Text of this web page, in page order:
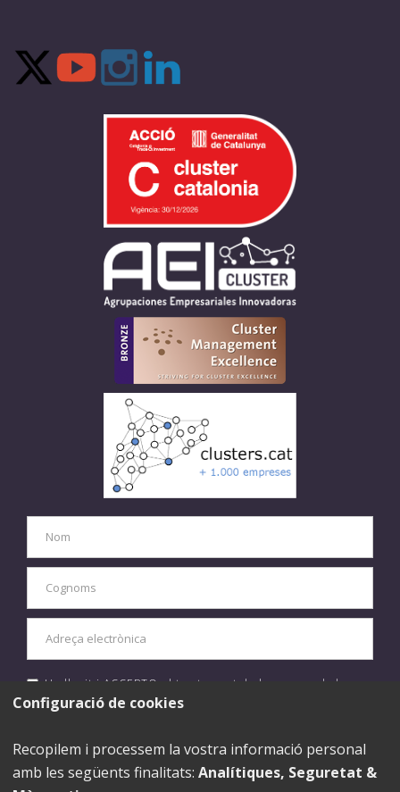
He llegit i ACCEPTO el tractament de les meves dades
personals d'acord amb la
ENVIAR
Configuració de cookies
Recopilem i processem la vostra informació personal
amb les següents finalitats: Analítiques, Seguretat &